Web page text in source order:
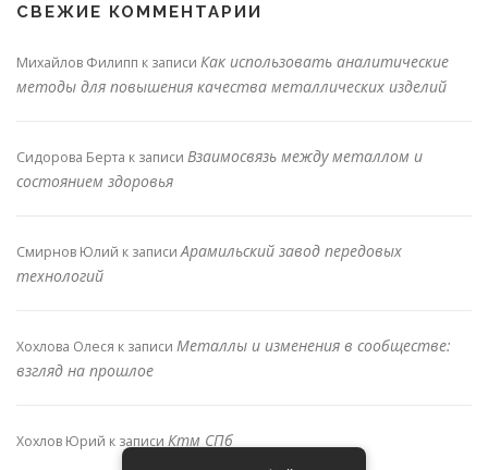
СВЕЖИЕ КОММЕНТАРИИ
Михайлов Филипп к записи Как использовать аналитические
методы для повышения качества металлических изделий
Сидорова Берта к записи Взаимосвязь между металлом и
состоянием здоровья
Смирнов Юлий к записиАрамильский завод передовых
технологий
Хохлова Олеся к записи Металлы и изменения в сообществе:
взгляд на прошлое
Хохлов Юрий к записи Ктм СПб